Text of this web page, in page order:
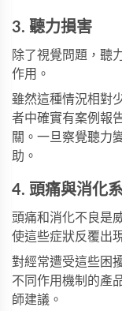
3. 聽力損害
除了視覺問題，聽
作用。
雖然這種情況相對
者中確實有案例報
關。一旦察覺聽力
助。
4. 頭痛與消化
頭痛和消化不良是
使這些症狀反覆出
對經常遭受這些困
不同作用機制的產
師建議。